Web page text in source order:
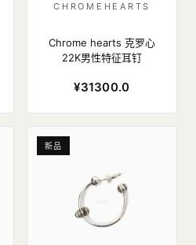
CHROMEHEARTS
Chrome hearts 克罗心
22K男性特征耳钉
¥31300.0
新品